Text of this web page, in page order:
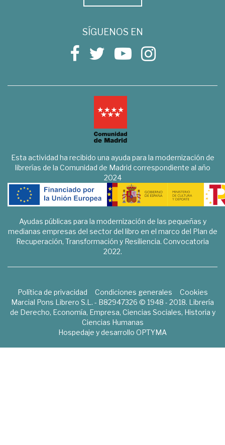
SÍGUENOS EN
Esta actividad ha recibido una ayuda para la modernización de
librerías de la Comunidad de Madrid correspondiente al año
2024
Ayudas públicas para la modernización de las pequeñas y
medianas empresas del sector del libro en el marco del Plan de
Recuperación, Transformación y Resiliencia. Convocatoria
2022.
Política de privacidad Condiciones generales
Cookies
Marcial Pons Librero S.L. - B82947326 © 1948 - 2018. Librería
de Derecho, Economía, Empresa, Ciencias Sociales, Historia y
Ciencias Humanas
Hospedaje y desarrollo OPTYMA